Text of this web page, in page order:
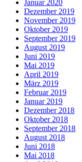
Januar 2020
Dezember 2019
November 2019
Oktober 2019
September 2019
August 2019
Juni 2019
Mai 2019
April 2019
März 2019
Februar 2019
Januar 2019
Dezember 2018
Oktober 2018
September 2018
August 2018
Juni 2018
Mai 2018